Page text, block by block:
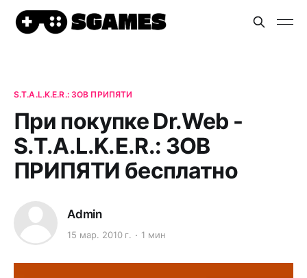
S.T.A.L.K.E.R.: ЗОВ ПРИПЯТИ
При покупке Dr.Web -
S.T.A.L.K.E.R.: ЗОВ
ПРИПЯТИ бесплатно
Admin
15 мар. 2010 г. 1 мин